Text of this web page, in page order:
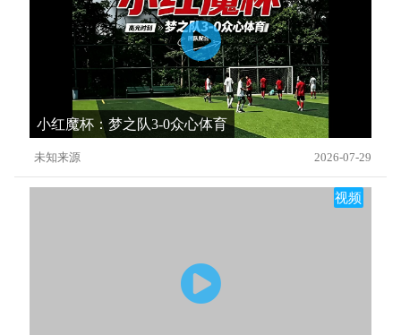
小红魔杯：梦之队3-0众心体育
未知来源 2026-07-29
视频